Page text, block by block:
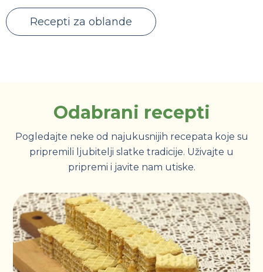
Recepti za oblande
Odabrani recepti
Pogledajte neke od najukusnijih recepata koje su
pripremili ljubitelji slatke tradicije. Uživajte u
pripremi i javite nam utiske.